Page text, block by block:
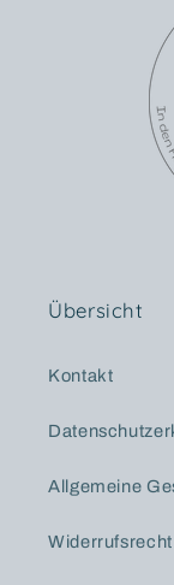
Übersicht
Kontakt
Allgemeine
Widerrufsrecht